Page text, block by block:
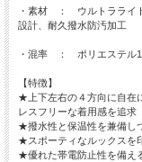
・素材 ： ウルトラライ
設計、耐久撥水防汚加工
・混率 ： ポリエステル
【特徴】
★上下左右の４方向に自在
レスフリーな着用感を追求
★撥水性と保温性を兼備し
★スポーティなルックスを
★優れた帯電防止性を備え